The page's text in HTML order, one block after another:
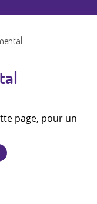
page, pour un